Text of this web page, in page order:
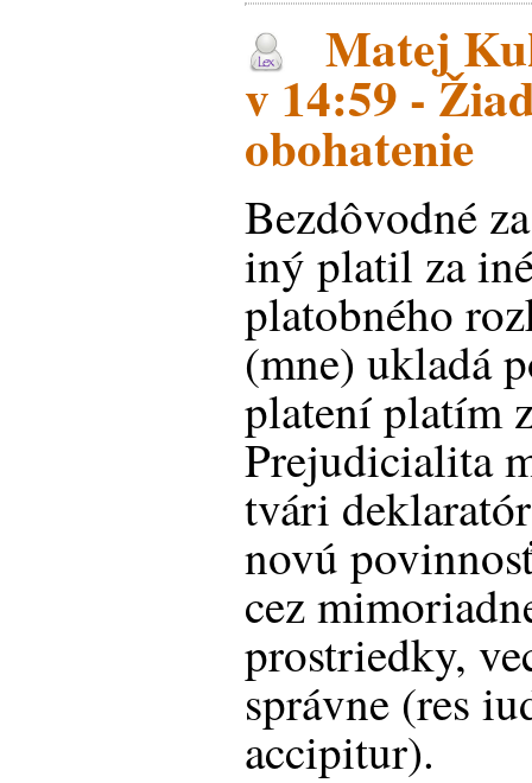
Matej
v 14:59 -
obohatenie
Bezdôvodné
iný platil za
platobného
(mne) ukladá
platení platím
Prejudicialita
tvári
novú
cez
prostriedky,
správne (res
accipitur).